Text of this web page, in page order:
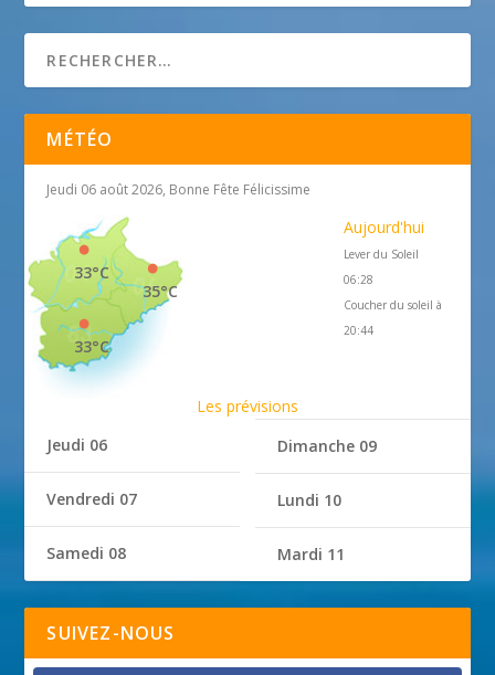
MÉTÉO
Jeudi 06 août 2026, Bonne Fête Félicissime
35°C
33°C
33°C
Aujourd'hui
Lever du Soleil
06:28
Coucher du soleil à
20:44
Les prévisions
Jeudi 06
Vendredi 07
Samedi 08
Dimanche 09
Lundi 10
Mardi 11
SUIVEZ-NOUS